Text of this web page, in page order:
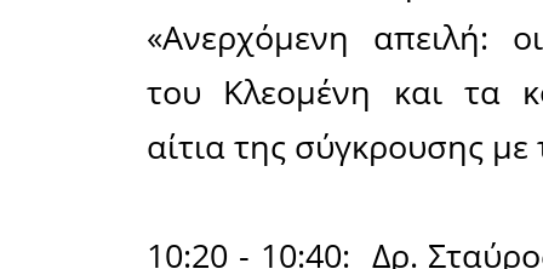
εξουσίας
19:40 -